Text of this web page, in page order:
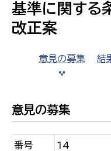
基準に関する
改正案
意見の募集 結
意見の募集
番号 14